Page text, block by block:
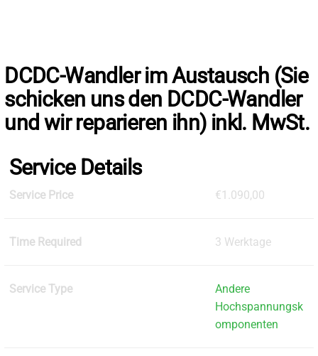
DCDC-Wandler im Austausch (Sie
schicken uns den DCDC-Wandler
und wir reparieren ihn) inkl. MwSt.
Service Details
Service Price €1.090,00
Time Required 3 Werktage
Service Type
Andere
Hochspannungsk
omponenten